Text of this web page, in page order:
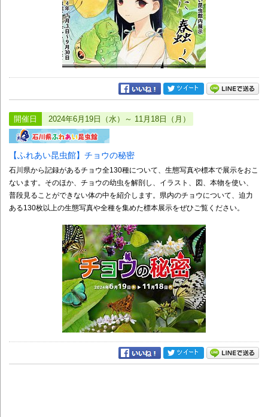
開催日 2024年6月19日（水）～ 11月18日（月）
【ふれあい昆虫館】チョウの秘密
石川県から記録があるチョウ全130種について、生態写真や標本で展示をおこ
ないます。そのほか、チョウの幼虫を解剖し、イラスト、図、本物を使い、
普段見ることができない体の中を紹介します。県内のチョウについて、迫力
ある130枚以上の生態写真や全種を集めた標本展示をぜひご覧ください。